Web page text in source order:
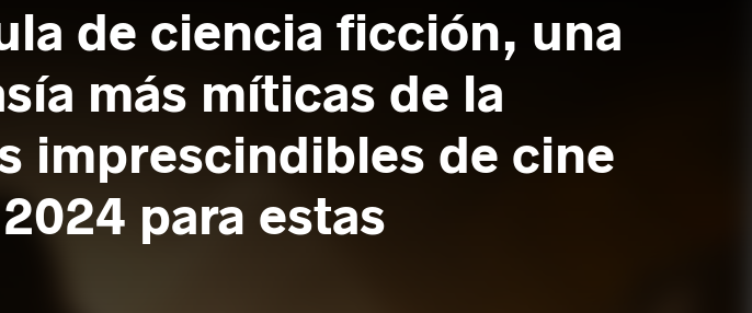
de ciencia ficción, una
más míticas de la
imprescindibles de cine
para estas